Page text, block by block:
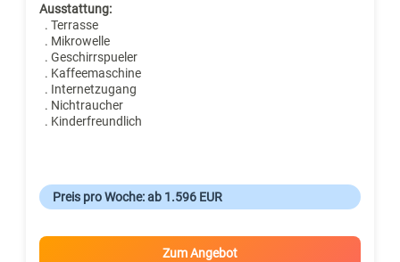
Ausstattung:
. Terrasse
. Mikrowelle
. Geschirrspueler
. Kaffeemaschine
. Internetzugang
. Nichtraucher
. Kinderfreundlich
Preis pro Woche: ab 1.596 EUR
Zum Angebot